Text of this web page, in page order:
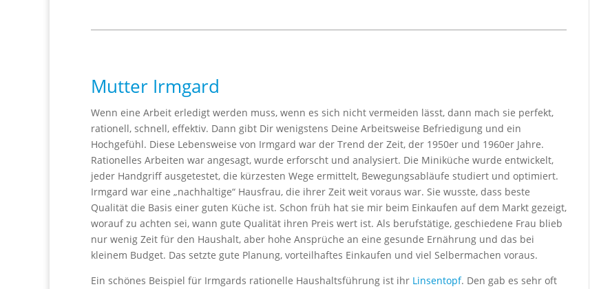
Mutter Irmgard
Wenn eine Arbeit erledigt werden muss, wenn es sich nicht vermeiden lässt, dann mach sie perfekt,
rationell, schnell, effektiv. Dann gibt Dir wenigstens Deine Arbeitsweise Befriedigung und ein
Hochgefühl. Diese Lebensweise von Irmgard war der Trend der Zeit, der 1950er und 1960er Jahre.
Rationelles Arbeiten war angesagt, wurde erforscht und analysiert. Die Miniküche wurde entwickelt,
jeder Handgriff ausgetestet, die kürzesten Wege ermittelt, Bewegungsabläufe studiert und optimiert.
Irmgard war eine „nachhaltige“ Hausfrau, die ihrer Zeit weit voraus war. Sie wusste, dass beste
Qualität die Basis einer guten Küche ist. Schon früh hat sie mir beim Einkaufen auf dem Markt gezeigt,
worauf zu achten sei, wann gute Qualität ihren Preis wert ist. Als berufstätige, geschiedene Frau blieb
nur wenig Zeit für den Haushalt, aber hohe Ansprüche an eine gesunde Ernährung und das bei
kleinem Budget. Das setzte gute Planung, vorteilhaftes Einkaufen und viel Selbermachen voraus.
Ein schönes Beispiel für Irmgards rationelle Haushaltsführung ist ihr Linsentopf. Den gab es sehr oft